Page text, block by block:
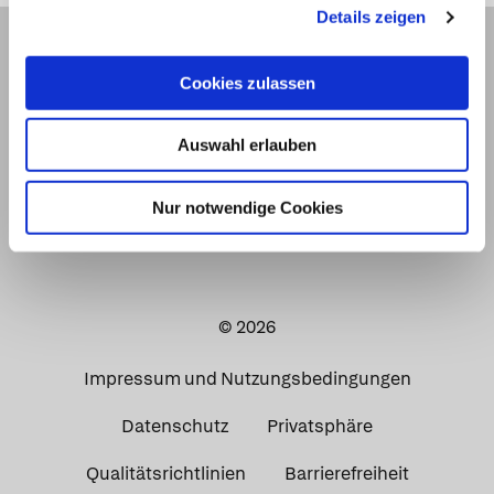
Details zeigen
Cookies zulassen
Auswahl erlauben
Nur notwendige Cookies
© 2026
Impressum und Nutzungsbedingungen
Datenschutz Privatsphäre
Qualitätsrichtlinien Barrierefreiheit